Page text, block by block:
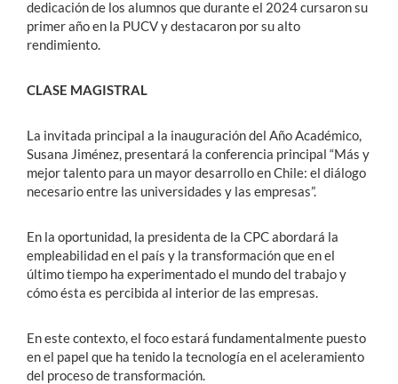
dedicación de los alumnos que durante el 2024 cursaron su
primer año en la PUCV y destacaron por su alto
rendimiento.
CLASE MAGISTRAL
La invitada principal a la inauguración del Año Académico,
Susana Jiménez, presentará la conferencia principal “Más y
mejor talento para un mayor desarrollo en Chile: el diálogo
necesario entre las universidades y las empresas”.
En la oportunidad, la presidenta de la CPC abordará la
empleabilidad en el país y la transformación que en el
último tiempo ha experimentado el mundo del trabajo y
cómo ésta es percibida al interior de las empresas.
En este contexto, el foco estará fundamentalmente puesto
en el papel que ha tenido la tecnología en el aceleramiento
del proceso de transformación.